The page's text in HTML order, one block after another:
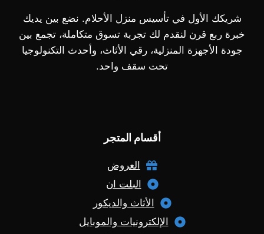
شريكك الأول في تأسيس منزل الأحلام. نضع بين يديك
خبرة ربع قرن لنقدم لك تجربة تسوق متكاملة، تجمع بين
جودة الأجهزة المنزلية، رقي الأثاث، وأحدث التكنولوجيا
تحت سقف واحد.
أقسام المتجر
العروض
البلت ان
الأثاث والديكور
الإلكترونيات والموبايل